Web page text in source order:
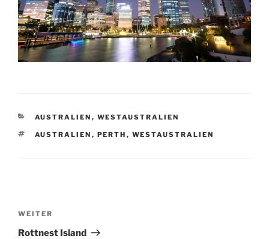
KATEGORIEN
AUSTRALIEN , WESTAUSTRALIEN
SCHLAGWÖRTER
AUSTRALIEN , PERTH , WESTAUSTRALIEN
Nächster
Beitrag
WEITER
Rottnest Island